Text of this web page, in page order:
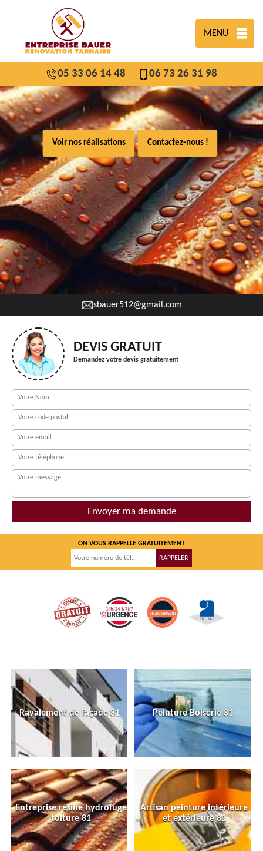
MENU
05 33 06 14 48 06 73 26 31 98
Voir nos réalisations Contactez-nous !
sbauer512@gmail.com
DEVIS GRATUIT
Demandez votre devis gratuitement
ON VOUS RAPPELLE GRATUITEMENT
Ravalement de façade 81 Peinture Boiserie 81
Entreprise résine hydrofuge
toiture 81
Artisan peinture intérieure
et extérieure 81